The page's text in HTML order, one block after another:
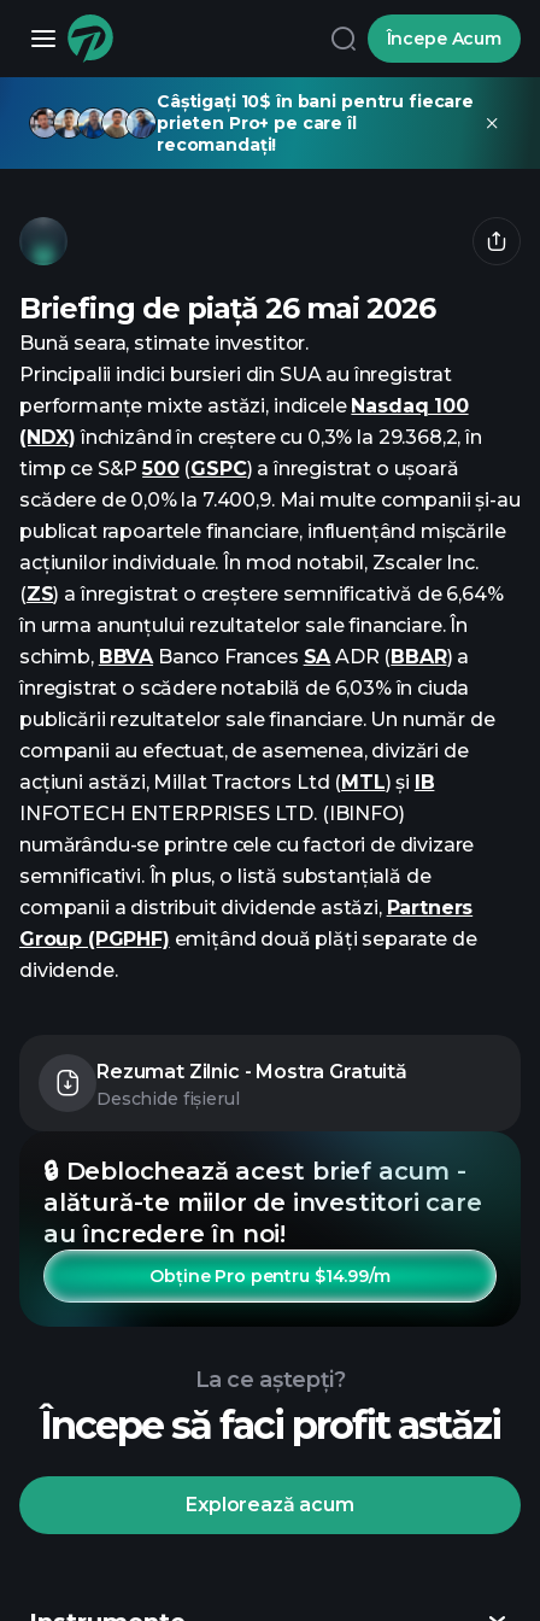
Începe Acum
Câștigați 10$ în bani pentru fiecare
prieten Pro+ pe care îl
recomandați!
Briefing de piață 26 mai 2026
Bună seara, stimate investitor.
Principalii indici bursieri din SUA au înregistrat
performanțe mixte astăzi, indicele Nasdaq 100
(NDX) închizând în creștere cu 0,3% la 29.368,2, în
timp ce S&P500(GSPC) a înregistrat o ușoară
scădere de 0,0% la 7.400,9. Mai multe companii și-au
publicat rapoartele financiare, influențând mișcările
acțiunilor individuale. În mod notabil, Zscaler Inc.
(ZS) a înregistrat o creștere semnificativă de 6,64%
în urma anunțului rezultatelor sale financiare. În
schimb, BBVABanco Frances SAADR (BBAR) a
înregistrat o scădere notabilă de 6,03% în ciuda
publicării rezultatelor sale financiare. Un număr de
companii au efectuat, de asemenea, divizări de
acțiuni astăzi, Millat Tractors Ltd (MTL) și IB
INFOTECH ENTERPRISES LTD. (IBINFO)
numărându-se printre cele cu factori de divizare
semnificativi. În plus, o listă substanțială de
companii a distribuit dividende astăzi, Partners
Group (PGPHF) emițând două plăți separate de
dividende.
Rezumat Zilnic - Mostra Gratuită
Deschide fișierul
🔒 Deblochează acest brief acum -
alătură-te miilor de investitori care
au încredere în noi!
Obține Pro pentru $14.99/m
La ce aștepți?
Începe să faci profit astăzi
Explorează acum